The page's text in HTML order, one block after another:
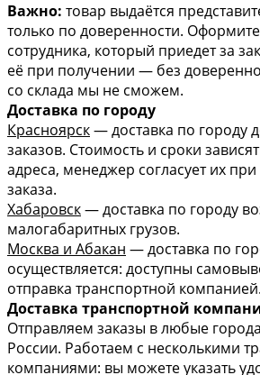
Важно: товар выдаётся
только по доверенности.
сотрудника, который приедет за
её при получении — без
со склада мы не сможем.
Доставка по городу
Красноярск— доставка по городу
заказов. Стоимость и сроки
адреса, менеджер согласует их
заказа.
Хабаровск— доставка по городу
малогабаритных грузов.
Москва и Абакан — доставка по
осуществляется: доступны
отправка транспортной компанией.
Доставка транспортной
Отправляем заказы в любые
России. Работаем с несколькими
компаниями: вы можете указать